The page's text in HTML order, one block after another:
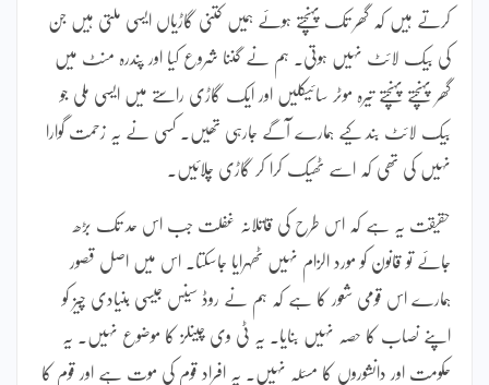
کرتے ہیں کہ گھر تک پہنچتے ہوئے ہمیں کتنی گاڑیاں ایسی ملتی ہیں جن
کی بیک لائٹ نہیں ہوتی۔ ہم نے گننا شروع کیا اور پندرہ منٹ میں
گھر پہنچتے پہنچتے تیرہ موٹر سائیکلیں اور ایک گاڑی راستے میں ایسی ملی جو
بیک لائٹ بند کیے ہمارے آگے جارہی تھیں۔ کسی نے یہ زحمت گوارا
نہیں کی تھی کہ اسے ٹھیک کرا کر گاڑی چلائیں۔
حقیقت یہ ہے کہ اس طرح کی قاتلانہ غفلت جب اس حد تک بڑھ
جائے تو قانون کو مورد الزام نہیں ٹھہرایا جاسکتا۔ اس میں اصل قصور
ہمارے اس قومی شعور کا ہے کہ ہم نے روڈ سینس جیسی بنیادی چیز کو
اپنے نصاب کا حصہ نہیں بنایا۔ یہ ٹی وی چینلز کا موضوع نہیں۔ یہ
حکومت اور دانشوروں کا مسئلہ نہیں۔ یہ افراد قوم کی موت ہے اور قوم کا